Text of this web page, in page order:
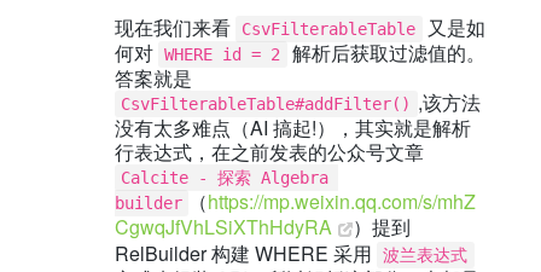
现在我们来看
CsvFilterableTable
又是如
何对 WHERE id = 2
解析后获取过滤值的。
答案就是
CsvFilterableTable#addFilter() ,该方法
没有太多难点（AI 搞起!），其实就是解析
行表达式，在之前发表的公众号文章
Calcite - 探索 Algebra
builder
（https://mp.weixin.qq.com/s/mhZ
CgwqJfVhLSiXThHdyRA
）提到
RelBuilder 构建 WHERE 采用
波兰表达式